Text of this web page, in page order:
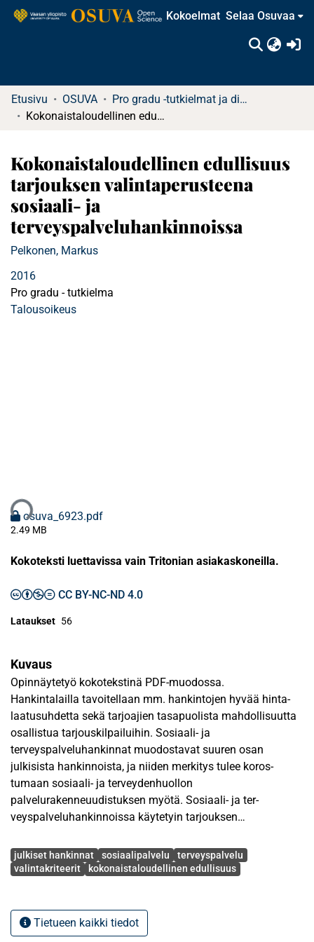
Kokoelmat Selaa Osuvaa
Etusivu OSUVA
Pro gradu -tutkielmat ja diplomityöt (rajattu saatavuus)
Kokonaistaloudellinen edullisuus tarjouksen valintaperusteena sosiaali- ja terveyspalveluhankinnoissa
Kokonaistaloudellinen edullisuus
tarjouksen valintaperusteena
sosiaali- ja
terveyspalveluhankinnoissa
Pelkonen, Markus
2016
Pro gradu - tutkielma
Talousoikeus
osuva_6923.pdf
2.49 MB
Kokoteksti luettavissa vain Tritonian asiakaskoneilla.
CC BY-NC-ND 4.0
Lataukset 56
Kuvaus
Opinnäytetyö kokotekstinä PDF-muodossa.
Hankintalailla tavoitellaan mm. hankintojen hyvää hinta-
laatusuhdetta sekä tarjoajien tasapuolista mahdollisuutta
osallistua tarjouskilpai­luihin. Sosiaali- ja
terveyspalveluhan­kinnat muodostavat suuren osan
julkisista hankinnoista, ja niiden merkitys tulee koros­
tumaan sosiaali- ja terveydenhuollon
palvelurakenneuudistuksen myö­tä. Sosiaali- ja ter­
veyspalveluhankinnoissa käytetyin tarjouksen
mahdollistaa laadullisten tekijöiden huomioinnin
tarjouksen valin­nassa.
edullisuutta arvioidaan hankinta-asiakirjoissa määriteltyjen
tarjouksen vertailuperusteiden avulla. Tutkin
Avainsanat
julkiset hankinnat sosiaalipalvelu
terveyspalvelu
valintakriteerit
ko­konaistaloudellinen edullisuus
Tietueen kaikki tiedot